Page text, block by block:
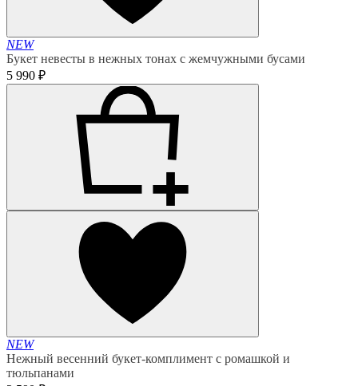
NEW
Букет невесты в нежных тонах с жемчужными бусами
5 990 ₽
NEW
Нежный весенний букет-комплимент с ромашкой и
тюльпанами